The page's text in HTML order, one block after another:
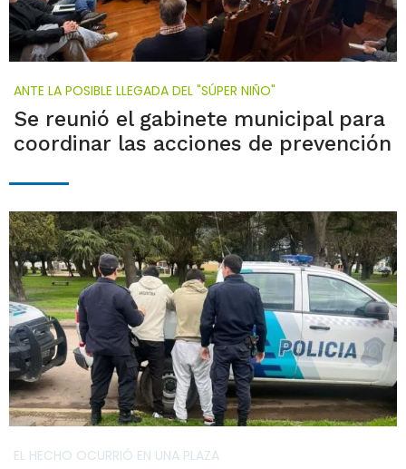
ANTE LA POSIBLE LLEGADA DEL "SÚPER NIÑO"
Se reunió el gabinete municipal para
coordinar las acciones de prevención
EL HECHO OCURRIÓ EN UNA PLAZA